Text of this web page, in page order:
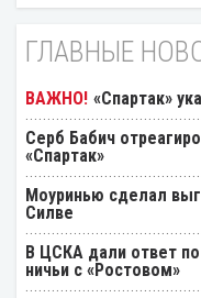
ГЛАВНЫЕ
«Спартак»
Серб Бабич
«Спартак»
Моуринью сделал
Силве
В ЦСКА дали ответ
ничьи с «Ростовом»